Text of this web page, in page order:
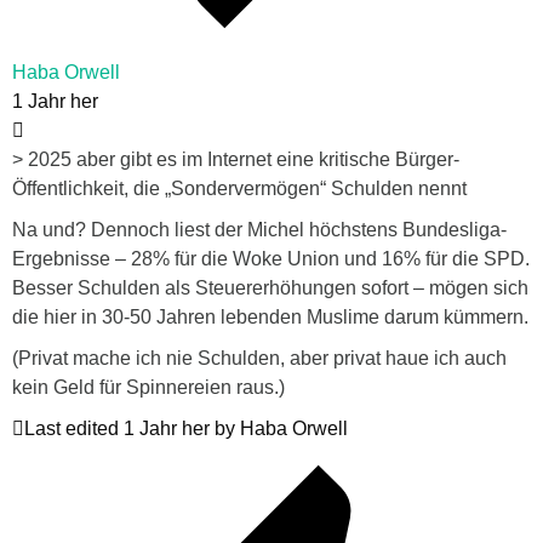
Haba Orwell
1 Jahr her
> 2025 aber gibt es im Internet eine kritische Bürger-
Öffentlichkeit, die „Sondervermögen“ Schulden nennt
Na und? Dennoch liest der Michel höchstens Bundesliga-
Ergebnisse – 28% für die Woke Union und 16% für die SPD.
Besser Schulden als Steuererhöhungen sofort – mögen sich
die hier in 30-50 Jahren lebenden Muslime darum kümmern.
(Privat mache ich nie Schulden, aber privat haue ich auch
kein Geld für Spinnereien raus.)
Last edited 1 Jahr her by Haba Orwell